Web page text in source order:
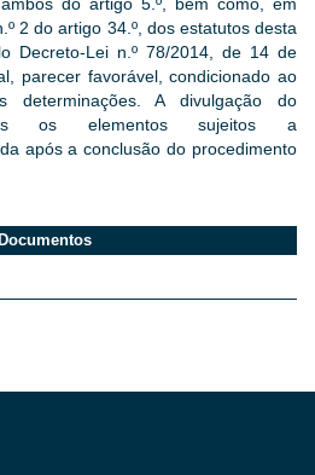
2 do artigo 34.º, dos estatutos desta
Decreto-Lei n.º 78/2014, de 14 de
parecer favorável, condicionado ao
determinações. A divulgação do
os elementos sujeitos a
após a conclusão do procedimento
Documentos